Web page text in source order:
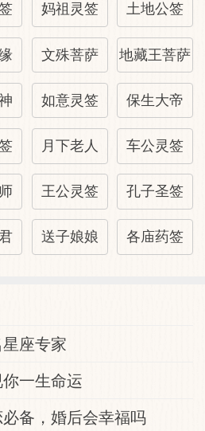
妈祖灵签 土地公签
文殊菩萨 地藏王菩萨
如意灵签 保生大帝
月下老人 车公灵签
王公灵签 孔子圣签
送子娘娘 各庙药签
座专家
一生命运
备，婚后会幸福吗